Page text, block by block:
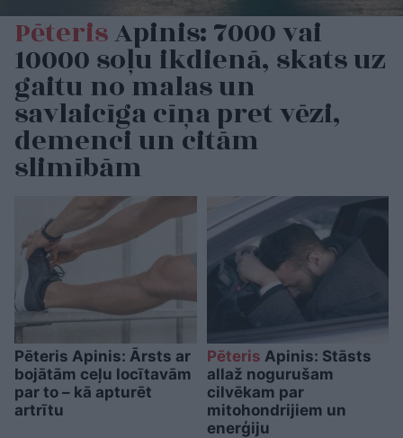
PēterisApinis: 7000 vai
10000 soļu ikdienā, skats uz
gaitu no malas un
savlaicīga cīņa pret vēzi,
demenci un citām
slimībām
Pēteris Apinis: Ārsts ar
bojātām ceļu locītavām
par to – kā apturēt
artrītu
Pēteris Apinis: Stāsts
allaž nogurušam
cilvēkam par
mitohondrijiem un
enerģiju